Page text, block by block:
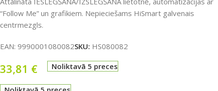
“Follow Me” un grafikiem. Nepieciešams HiSmart galvenais
centrmezgls.
EAN: 9990001080082SKU: HS080082
33,81 € Noliktavā 5 preces